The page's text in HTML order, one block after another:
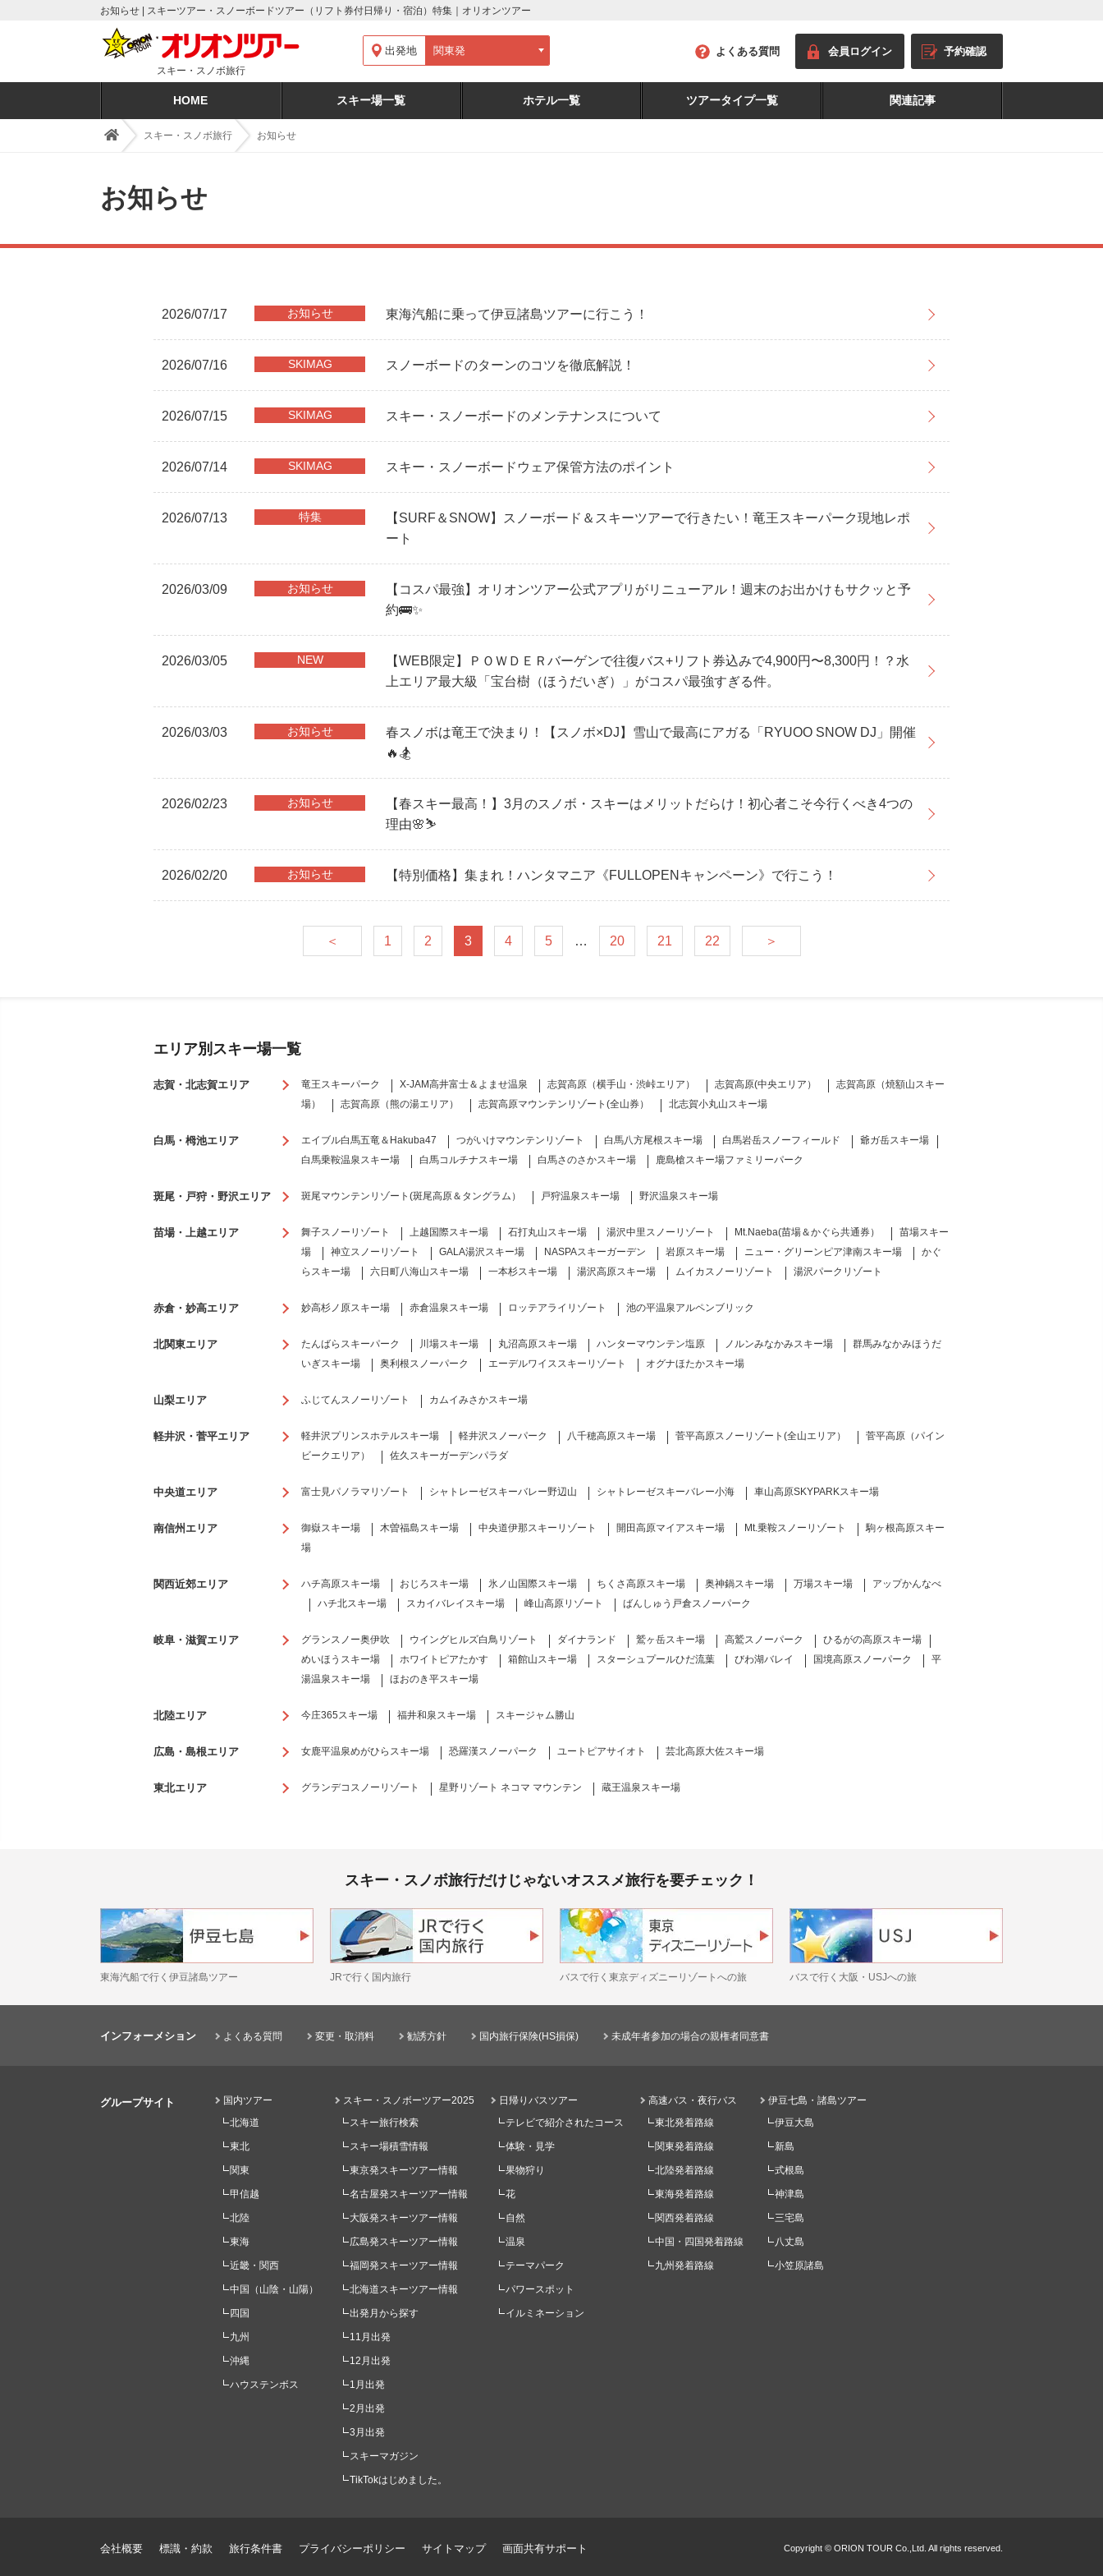
お知らせ | スキーツアー・スノーボードツアー（リフト券付日帰り・宿泊）特集｜オリオンツアー
スキー・スノボ旅行
よくある質問 会員ログイン 予約確認
HOME スキー場一覧 ホテル一覧 ツアータイプ一覧 関連記事
出発地
スキー・スノボ旅行 お知らせ
お知らせ
2026/07/17 お知らせ 東海汽船に乗って伊豆諸島ツアーに行こう！
2026/07/16 SKIMAG スノーボードのターンのコツを徹底解説！
2026/07/15 SKIMAG スキー・スノーボードのメンテナンスについて
2026/07/14 SKIMAG スキー・スノーボードウェア保管方法のポイント
2026/07/13 特集
【SURF＆SNOW】スノーボード＆スキーツアーで行きたい！竜王スキーパーク現地レポ
ート
2026/03/09 お知らせ
【コスパ最強】オリオンツアー公式アプリがリニューアル！週末のお出かけもサクッと予
約🚌✨
2026/03/05 NEW
【WEB限定】ＰＯＷＤＥＲバーゲンで往復バス+リフト券込みで4,900円〜8,300円！？水
上エリア最大級「宝台樹（ほうだいぎ）」がコスパ最強すぎる件。
2026/03/03 お知らせ
春スノボは竜王で決まり！【スノボ×DJ】雪山で最高にアガる「RYUOO SNOW DJ」開催
🔥🏂
2026/02/23 お知らせ
【春スキー最高！】3月のスノボ・スキーはメリットだらけ！初心者こそ今行くべき4つの
理由🌸⛷️
2026/02/20 お知らせ 【特別価格】集まれ！ハンタマニア《FULLOPENキャンペーン》で行こう！
＜ 1 2 3 4 5 … 20 21 22 ＞
エリア別スキー場一覧
志賀・北志賀エリア 竜王スキーパーク X-JAM高井富士＆よませ温泉 志賀高原（横手山・渋峠エリア） 志賀高原(中央エリア）
志賀高原（焼額山スキー
場）
志賀高原（熊の湯エリア） 志賀高原マウンテンリゾート(全山券） 北志賀小丸山スキー場
白馬・栂池エリア エイブル白馬五竜＆Hakuba47 つがいけマウンテンリゾート 白馬八方尾根スキー場 白馬岩岳スノーフィールド
爺ガ岳スキー場
白馬乗鞍温泉スキー場
白馬コルチナスキー場 白馬さのさかスキー場 鹿島槍スキー場ファミリーパーク
斑尾・戸狩・野沢エリア 斑尾マウンテンリゾート(斑尾高原＆タングラム） 戸狩温泉スキー場 野沢温泉スキー場
苗場・上越エリア 舞子スノーリゾート 上越国際スキー場 石打丸山スキー場 湯沢中里スノーリゾート Mt.Naeba(苗場＆かぐら共通券）
苗場スキー
場
神立スノーリゾート GALA湯沢スキー場 NASPAスキーガーデン 岩原スキー場 ニュー・グリーンピア津南スキー場
かぐ
らスキー場
六日町八海山スキー場 一本杉スキー場 湯沢高原スキー場 ムイカスノーリゾート 湯沢パークリゾート
赤倉・妙高エリア 妙高杉ノ原スキー場 赤倉温泉スキー場 ロッテアライリゾート 池の平温泉アルペンブリック
北関東エリア たんばらスキーパーク 川場スキー場 丸沼高原スキー場 ハンターマウンテン塩原 ノルンみなかみスキー場
群馬みなかみほうだ
いぎスキー場
奥利根スノーパーク エーデルワイススキーリゾート オグナほたかスキー場
山梨エリア ふじてんスノーリゾート カムイみさかスキー場
軽井沢・菅平エリア 軽井沢プリンスホテルスキー場 軽井沢スノーパーク 八千穂高原スキー場 菅平高原スノーリゾート(全山エリア）
菅平高原（パイン
ビークエリア）
佐久スキーガーデンパラダ
中央道エリア 富士見パノラマリゾート シャトレーゼスキーバレー野辺山 シャトレーゼスキーバレー小海 車山高原SKYPARKスキー場
南信州エリア 御嶽スキー場 木曽福島スキー場 中央道伊那スキーリゾート 開田高原マイアスキー場 Mt.乗鞍スノーリゾート
駒ヶ根高原スキー
場
関西近郊エリア ハチ高原スキー場 おじろスキー場 氷ノ山国際スキー場 ちくさ高原スキー場 奥神鍋スキー場 万場スキー場
アップかんなべ
ハチ北スキー場
スカイバレイスキー場 峰山高原リゾート ばんしゅう戸倉スノーパーク
岐阜・滋賀エリア グランスノー奥伊吹 ウイングヒルズ白鳥リゾート ダイナランド 鷲ヶ岳スキー場 高鷲スノーパーク
ひるがの高原スキー場
めいほうスキー場
ホワイトピアたかす 箱館山スキー場 スターシュプールひだ流葉 びわ湖バレイ 国境高原スノーパーク
平
湯温泉スキー場
ほおのき平スキー場
北陸エリア 今庄365スキー場 福井和泉スキー場 スキージャム勝山
広島・島根エリア 女鹿平温泉めがひらスキー場 恐羅漢スノーパーク ユートピアサイオト 芸北高原大佐スキー場
東北エリア グランデコスノーリゾート 星野リゾート ネコマ マウンテン 蔵王温泉スキー場
スキー・スノボ旅行だけじゃないオススメ旅行を要チェック！
東海汽船で行く伊豆諸島ツアー JRで行く国内旅行 バスで行く東京ディズニーリゾートへの旅 バスで行く大阪・USJへの旅
インフォーメション よくある質問 変更・取消料 勧誘方針 国内旅行保険(HS損保) 未成年者参加の場合の親権者同意書
グループサイト
国内ツアー
北海道
東北
関東
甲信越
北陸
東海
近畿・関西
中国（山陰・山陽）
四国
九州
沖縄
ハウステンボス
スキー・スノボーツアー2025
スキー旅行検索
スキー場積雪情報
東京発スキーツアー情報
名古屋発スキーツアー情報
大阪発スキーツアー情報
広島発スキーツアー情報
福岡発スキーツアー情報
北海道スキーツアー情報
出発月から探す
11月出発
12月出発
1月出発
2月出発
3月出発
スキーマガジン
TikTokはじめました。
日帰りバスツアー
テレビで紹介されたコース
体験・見学
果物狩り
花
自然
温泉
テーマパーク
パワースポット
イルミネーション
高速バス・夜行バス
東北発着路線
関東発着路線
北陸発着路線
東海発着路線
関西発着路線
中国・四国発着路線
九州発着路線
伊豆七島・諸島ツアー
伊豆大島
新島
式根島
神津島
三宅島
八丈島
小笠原諸島
会社概要 標識・約款 旅行条件書 プライバシーポリシー サイトマップ 画面共有サポート Copyright © ORION TOUR Co.,Ltd. All rights reserved.